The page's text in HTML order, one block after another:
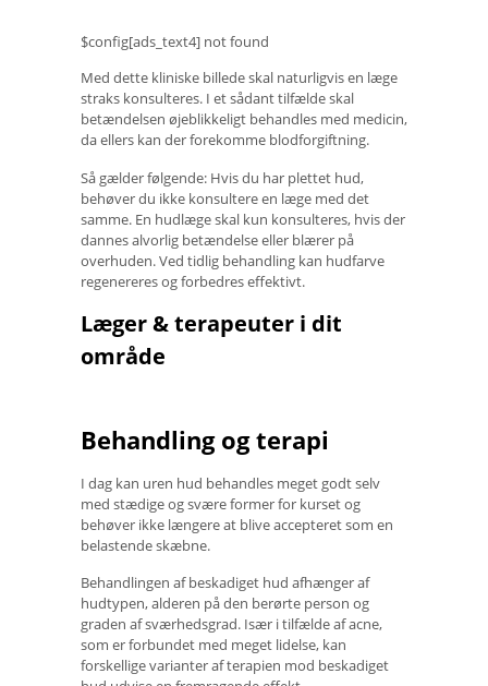
$config[ads_text4] not found
Med dette kliniske billede skal naturligvis en læge
straks konsulteres. I et sådant tilfælde skal
betændelsen øjeblikkeligt behandles med medicin,
da ellers kan der forekomme blodforgiftning.
Så gælder følgende: Hvis du har plettet hud,
behøver du ikke konsultere en læge med det
samme. En hudlæge skal kun konsulteres, hvis der
dannes alvorlig betændelse eller blærer på
overhuden. Ved tidlig behandling kan hudfarve
regenereres og forbedres effektivt.
Læger & terapeuter i dit
område
Behandling og terapi
I dag kan uren hud behandles meget godt selv
med stædige og svære former for kurset og
behøver ikke længere at blive accepteret som en
belastende skæbne.
Behandlingen af ​​beskadiget hud afhænger af
hudtypen, alderen på den berørte person og
graden af ​​sværhedsgrad. Især i tilfælde af acne,
som er forbundet med meget lidelse, kan
forskellige varianter af terapien mod beskadiget